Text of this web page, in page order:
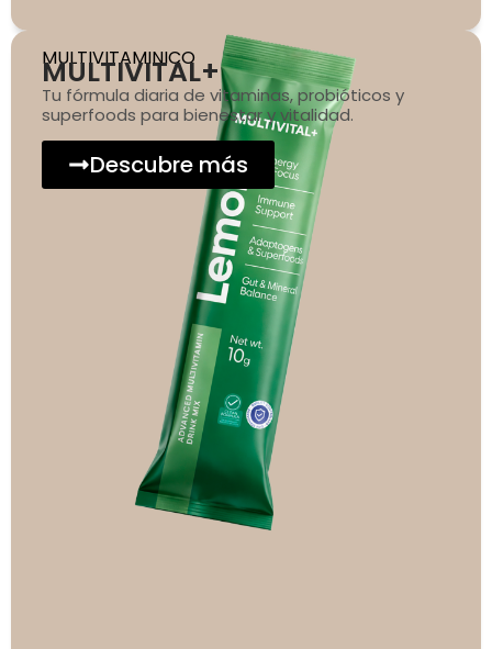
MULTIVITAMINICO
MULTIVITAL+
Tu fórmula diaria de vitaminas, probióticos y
superfoods para bienestar y vitalidad.
Descubre más